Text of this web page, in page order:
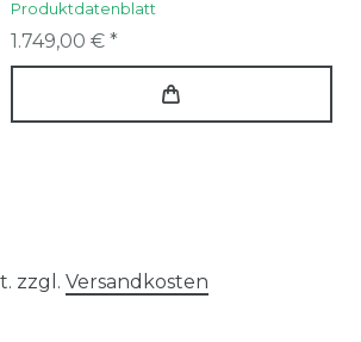
Produktdatenblatt
1.749,00 € *
zzgl. Versandkosten